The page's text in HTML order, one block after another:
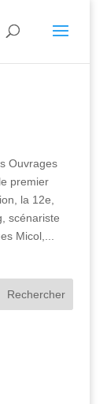
Ouvrages
premier
la 12e,
scénariste
Micol,...